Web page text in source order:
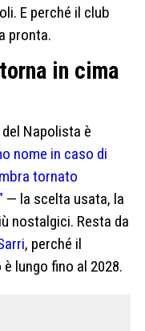
E perché il club
pronta.
in cima
Napolista è
nome in caso di
tornato
— la scelta usata, la
nostalgici. Resta da
, perché il
lungo fino al 2028.